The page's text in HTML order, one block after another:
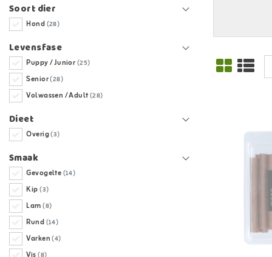
Soort dier
Hond(28)
Levensfase
Puppy / Junior(25)
Senior(28)
Volwassen / Adult(28)
Dieet
Overig(3)
Smaak
Gevogelte(14)
Kip(3)
Lam(8)
Rund(14)
Varken(4)